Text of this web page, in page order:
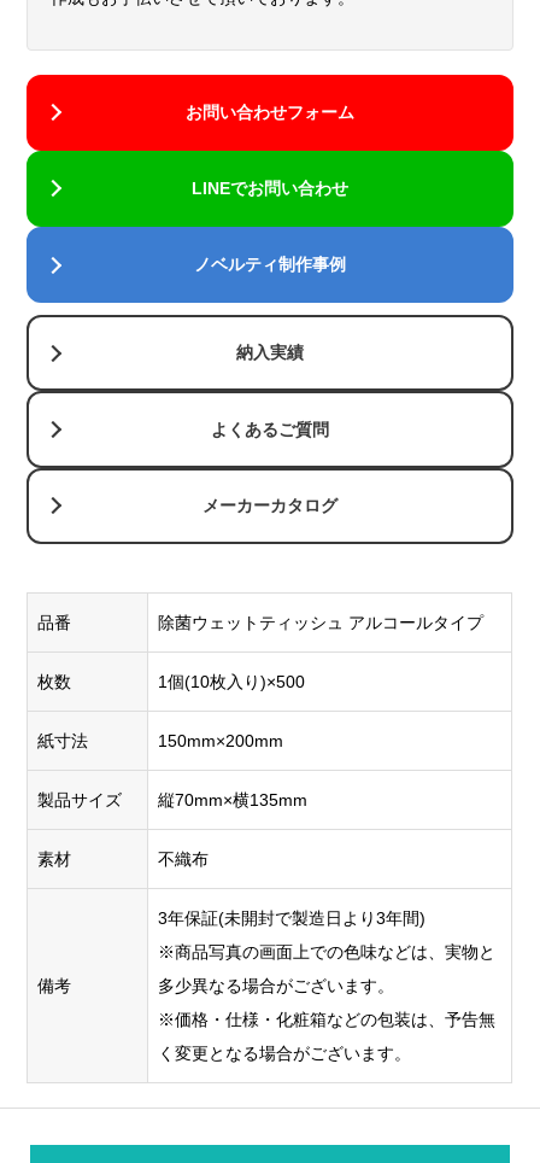
お問い合わせフォーム
LINEでお問い合わせ
ノベルティ制作事例
納入実績
よくあるご質問
メーカーカタログ
品番 除菌ウェットティッシュ アルコールタイプ
枚数 1個(10枚入り)×500
紙寸法 150mm×200mm
製品サイズ 縦70mm×横135mm
素材 不織布
備考
3年保証(未開封で製造日より3年間)
※商品写真の画面上での色味などは、実物と
多少異なる場合がございます。
※価格・仕様・化粧箱などの包装は、予告無
く変更となる場合がございます。